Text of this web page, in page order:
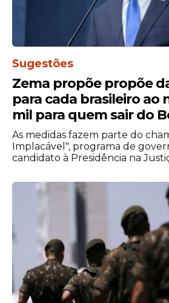
Sugestões
Zema propõe propõe
para cada brasileiro ao
mil para quem sair do
As medidas fazem parte do
Implacável", programa de
candidato à Presidência na